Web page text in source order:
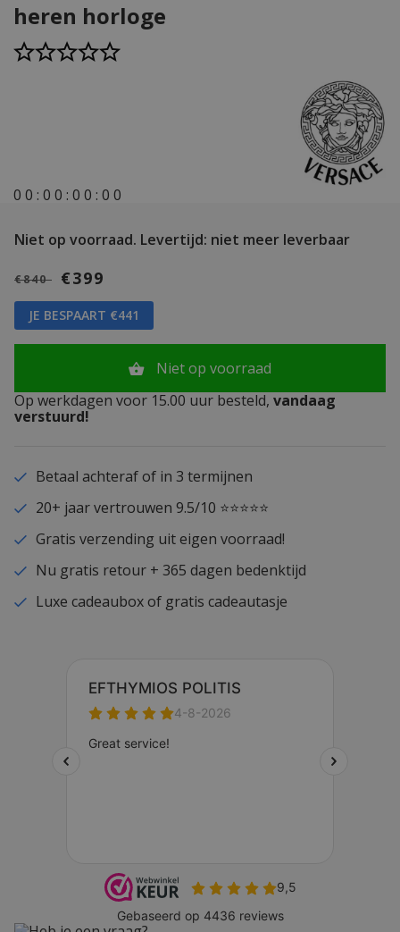
heren horloge
0 0 : 0 0 : 0 0 : 0 0
Niet op voorraad. Levertijd: niet meer leverbaar
€840 €399
JE BESPAART €441
Niet op voorraad
Op werkdagen voor 15.00 uur besteld, vandaag
verstuurd!
Betaal achteraf of in 3 termijnen
20+ jaar vertrouwen 9.5/10 ⭐⭐⭐⭐⭐
Gratis verzending uit eigen voorraad!
Nu gratis retour + 365 dagen bedenktijd
Luxe cadeaubox of gratis cadeautasje